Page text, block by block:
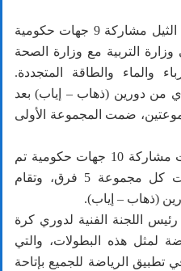
وأسفرت قرعة منافسات دوري الثيل مشاركة 9 جهات حكومية
التربية مع وزارة الصحة
والماء والطاقة المتجددة.
من دورين (ذهاب – إياب) بعد
ضمت المجموعة الأولى
ويشهد دوري كرة القدم للصالات مشاركة 10 جهات حكومية تم
تقسيمهم إلى مجموعتين، ضمت كل مجموعة 5 فرق، وتقام
(ذهاب – إياب).
اللجنة الفنية لدوري كرة
لمثل هذه البطولات، والتي
تطبيق الرياضة للجميع بإتاحة